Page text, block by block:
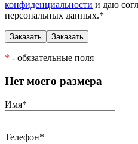
конфиденциальности и даю
персональных данных.*
* - обязательные поля
Нет моего размера
Имя*
Телефон*